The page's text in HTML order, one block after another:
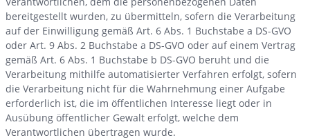
bereitgestellt wurden, zu übermitteln, sofern die Verarbeitung
auf der Einwilligung gemäß Art. 6 Abs. 1 Buchstabe a DS-GVO
oder Art. 9 Abs. 2 Buchstabe a DS-GVO oder auf einem Vertrag
gemäß Art. 6 Abs. 1 Buchstabe b DS-GVO beruht und die
Verarbeitung mithilfe automatisierter Verfahren erfolgt, sofern
die Verarbeitung nicht für die Wahrnehmung einer Aufgabe
erforderlich ist, die im öffentlichen Interesse liegt oder in
Ausübung öffentlicher Gewalt erfolgt, welche dem
Verantwortlichen übertragen wurde.